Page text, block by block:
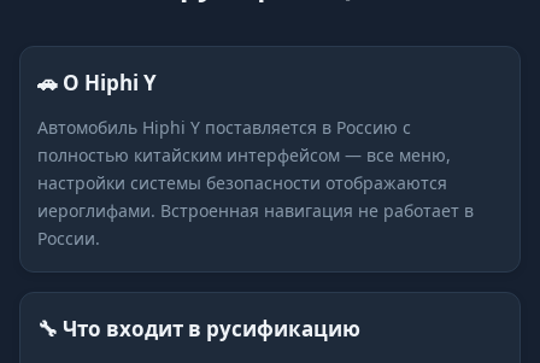
🚗 О Hiphi Y
Автомобиль Hiphi Y поставляется в Россию с
полностью китайским интерфейсом — все меню,
настройки системы безопасности отображаются
иероглифами. Встроенная навигация не работает в
России.
🔧 Что входит в русификацию